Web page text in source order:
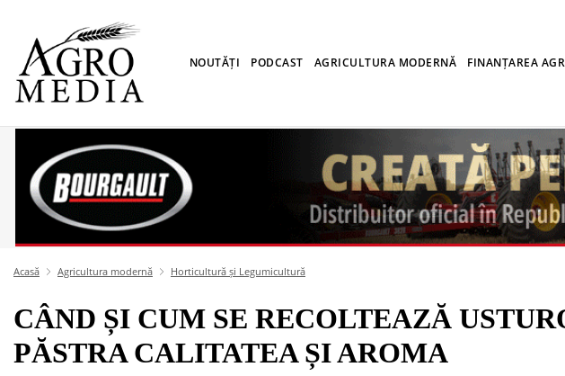
NOUTĂȚI PODCAST AGRICULTURA MODERNĂ FINANȚAREA
Acasă Agricultura modernă Horticultură și Legumicultură
CÂND ȘI CUM SE RECOLTEAZĂ
PĂSTRA CALITATEA ȘI AROMA